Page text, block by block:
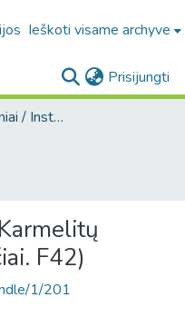
Ieškoti visame archyve
Prisijungti
5.3. Institucijų rinkiniai / Institutional collections
F42)
1/201